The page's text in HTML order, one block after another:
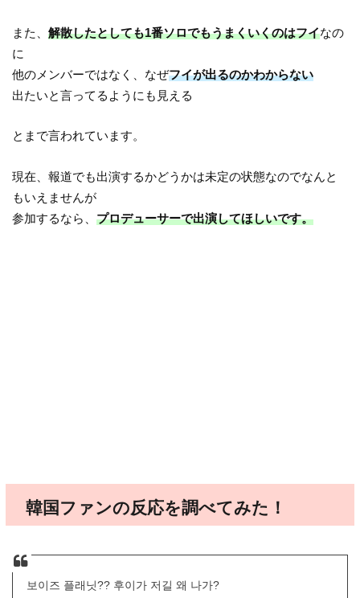
また、解散したとしても1番ソロでもうまくいくのはフイなの
に
他のメンバーではなく、なぜフイが出るのかわからない
出たいと言ってるようにも見える
とまで言われています。
現在、報道でも出演するかどうかは未定の状態なのでなんと
もいえませんが
参加するなら、プロデューサーで出演してほしいです。
韓国ファンの反応を調べてみた！
보이즈 플래닛?? 후이가 저길 왜 나가?